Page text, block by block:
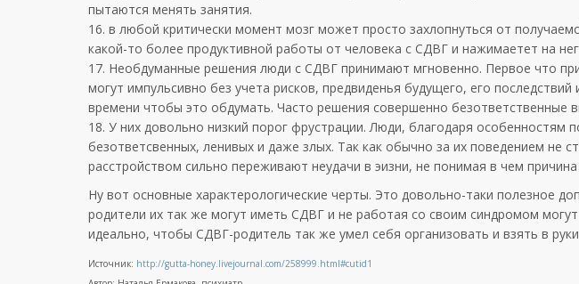
пытаются менять занятия.
16. в любой критически момент мозг может просто захлопнуться от
какой-то более продуктивной работы от человека с СДВГ и нажимаетет на
17. Необдуманные решения люди с СДВГ принимают мгновенно. Первое что
могут импульсивно без учета рисков, предвиденья будущего, его
времени чтобы это обдумать. Часто решения совершенно безответственные
18. У них довольно низкий порог фрустрации. Люди, благодаря особенностям
безответсвенных, ленивых и даже злых. Так как обычно за их поведением не
расстройством сильно переживают неудачи в эизни, не понимая в чем причина
Ну вот основные характерологические черты. Это довольно-таки полезное
родители их так же могут иметь СДВГ и не работая со своим синдромом
идеально, чтобы СДВГ-родитель так же умел себя организовать и взять в
Источник: http://gutta-honey.livejournal.com/258999.html#cutid1